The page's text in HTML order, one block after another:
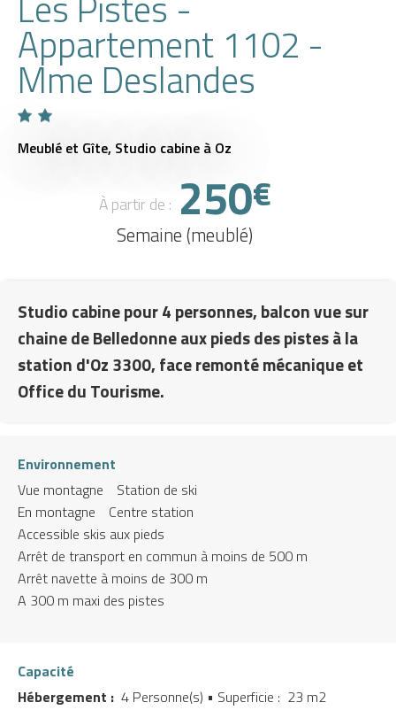
Appartement 1102 -
Mme Deslandes
Meublé et Gîte, Studio cabine à Oz
À partir de : 250€
Semaine (meublé)
Studio cabine pour 4 personnes, balcon vue sur
chaine de Belledonne aux pieds des pistes à la
station d'Oz 3300, face remonté mécanique et
Office du Tourisme.
Environnement
Vue montagne
Station de ski
En montagne
Centre station
Accessible skis aux pieds
Arrêt de transport en commun à moins de 500 m
Arrêt navette à moins de 300 m
A 300 m maxi des pistes
Capacité
Hébergement : 4 Personne(s) • Superficie : 23 m2